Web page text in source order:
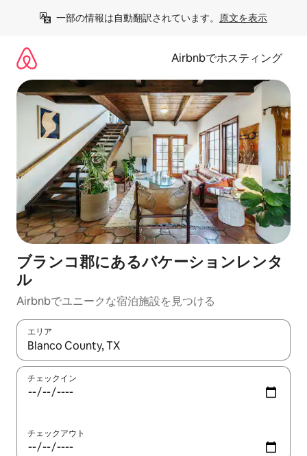
一部の情報は自動翻訳されています。 原文を表示
Airbnbでホスティング
ブランコ郡にあるバケーションレンタ
ル
Airbnbでユニークな宿泊施設を見つける
エリア
検索結果が表示されたら、上下の矢印キーを使って移動するか
チェックイン
チェックアウト